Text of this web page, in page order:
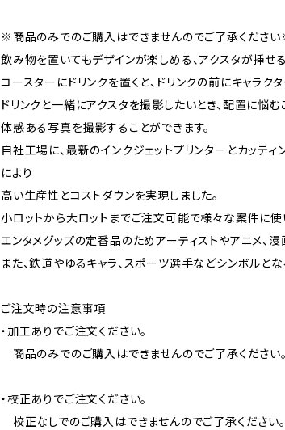
※商品のみでのご購入はできませんのでご了承くださ
飲み物を置いてもデザインが楽しめる、アクスタが挿せる
コースターにドリンクを置くと、ドリンクの前にキャラク
ドリンクと一緒にアクスタを撮影したいとき、配置に悩
体感ある写真を撮影することができます。
自社工場に、最新のインクジェットプリンターとカッテ
により
高い生産性とコストダウンを実現しました。
小ロットから大ロットまでご注文可能で様々な案件に使
エンタメグッズの定番品のためアーティストやアニメ、
また、鉄道やゆるキャラ、スポーツ選手などシンボルと
ご注文時の注意事項
・加工ありでご注文ください。
商品のみでのご購入はできませんのでご了承ください。
・校正ありでご注文ください。
校正なしでのご購入はできませんのでご了承ください。